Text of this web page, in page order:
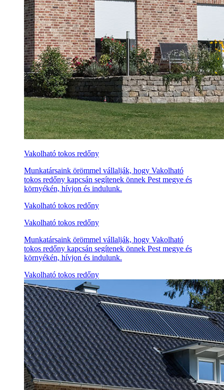
Vakolható tokos redőny
Munkatársaink örömmel vállalják, hogy Vakolható
tokos redőny kapcsán segítenek önnek Pest megye és
környékén, hívjon és indulunk.
Vakolható tokos redőny
Vakolható tokos redőny
Munkatársaink örömmel vállalják, hogy Vakolható
tokos redőny kapcsán segítenek önnek Pest megye és
környékén, hívjon és indulunk.
Vakolható tokos redőny